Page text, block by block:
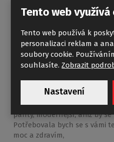
Daniela Zengerle
Dobrý den, mám velikou
kout, který nám slouží už 12
ROLTECHNIK EXCELSIOR
nevidím náhradní panty.
dveří a mám takový laický
panty, modernější, aniž by
Potřebovala bych se s vámi
moc a zdravím,
Tento web
Tento web používá k
personalizaci reklam a
soubory cookie.
souhlasíte.Zobrazit
Nastavení